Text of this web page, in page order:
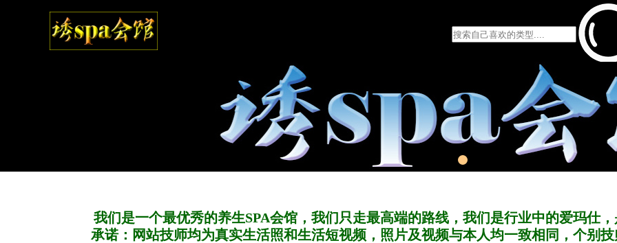
我们是一个最优秀的养生SPA会馆，我们只走最高端的路线，我们是行业中的爱玛仕
承诺：网站技师均为真实生活照和生活短视频，照片及视频与本人均一致相同，个别